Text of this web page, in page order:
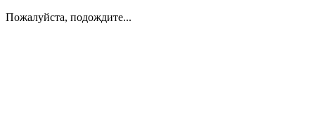
Пожалуйста, подождите...